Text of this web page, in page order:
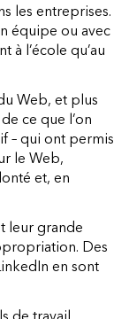
les entreprises.
équipe ou avec
à l’école qu’au
Web, et plus
ce que l’on
– qui ont permis
le Web,
et, en
leur grande
Des
en sont